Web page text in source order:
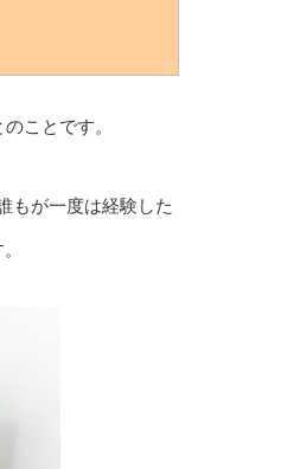
ことです。
もが一度は経験した